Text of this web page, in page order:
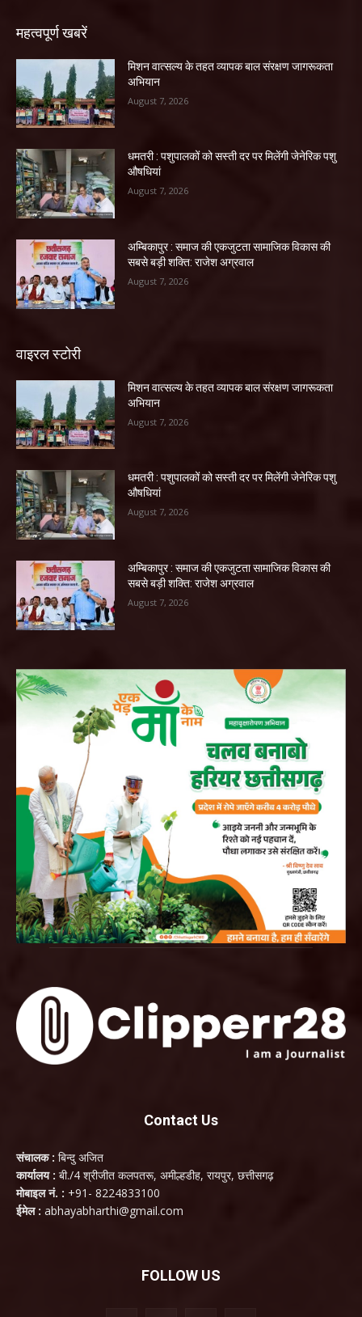
महत्वपूर्ण खबरें
मिशन वात्सल्य के तहत व्यापक बाल संरक्षण जागरूकता
अभियान
August 7, 2026
धमतरी : पशुपालकों को सस्ती दर पर मिलेंगी जेनेरिक पशु
औषधियां
August 7, 2026
अम्बिकापुर : समाज की एकजुटता सामाजिक विकास की
सबसे बड़ी शक्ति: राजेश अग्रवाल
August 7, 2026
वाइरल स्टोरी
मिशन वात्सल्य के तहत व्यापक बाल संरक्षण जागरूकता
अभियान
August 7, 2026
धमतरी : पशुपालकों को सस्ती दर पर मिलेंगी जेनेरिक पशु
औषधियां
August 7, 2026
अम्बिकापुर : समाज की एकजुटता सामाजिक विकास की
सबसे बड़ी शक्ति: राजेश अग्रवाल
August 7, 2026
Contact Us
संचालक : बिन्दु अजित
कार्यालय : बी./4 श्रीजीत कलपतरू, अमील्हडीह, रायपुर, छत्तीसगढ़
मोबाइल नं. : +91- 8224833100
ईमेल : abhayabharthi@gmail.com
FOLLOW US